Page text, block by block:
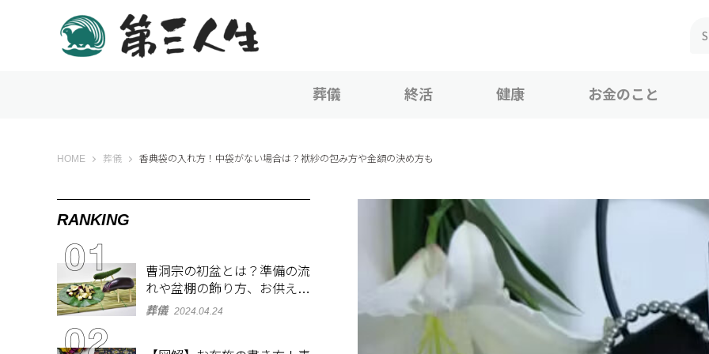
葬儀 終活 健康 お金のこと
HOME 第三人生 〜寄り道の歩き方〜
葬儀 香典袋の入れ方！中袋がない場合は？袱紗の包み方や金額の決め方も
RANKING
曹洞宗の初盆とは？準備の流
れや盆棚の飾り方、お供え物
を解説
葬儀 2024.04.24